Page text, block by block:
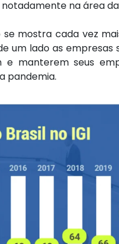
na área da
se mostra cada vez
um lado as
e manterem seus
pandemia.